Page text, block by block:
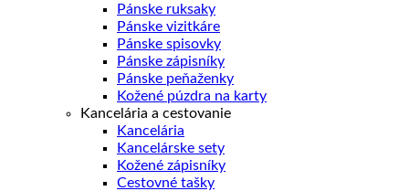
Pánske ruksaky
Pánske vizitkáre
Pánske spisovky
Pánske zápisníky
Pánske peňaženky
Kožené púzdra na karty
Kancelária a cestovanie
Kancelária
Kancelárske sety
Kožené zápisníky
Cestovné tašky